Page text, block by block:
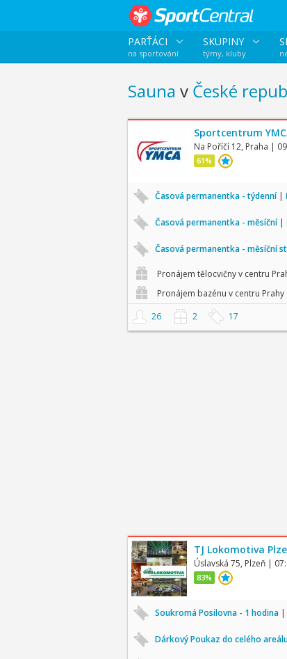
PARŤÁCI
na sportování
SKUPINY
týmy, kluby
Sauna v České
Sportcentrum
Na Poříčí 12, Praha |
61%
Časová permanentka - týdenní |
Časová permanentka - měsíční |
Časová permanentka - měsíční
Pronájem tělocvičny v centru
Pronájem bazénu v centru Prahy
26
2 17
TJ Lokomotiva
Úslavská 75, Plzeň |
83%
Soukromá Posilovna - 1 hodina |
Dárkový Poukaz do celého